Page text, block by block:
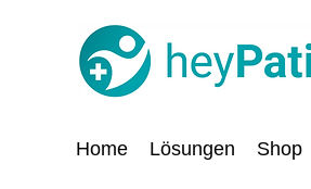
Home Lösungen Shop